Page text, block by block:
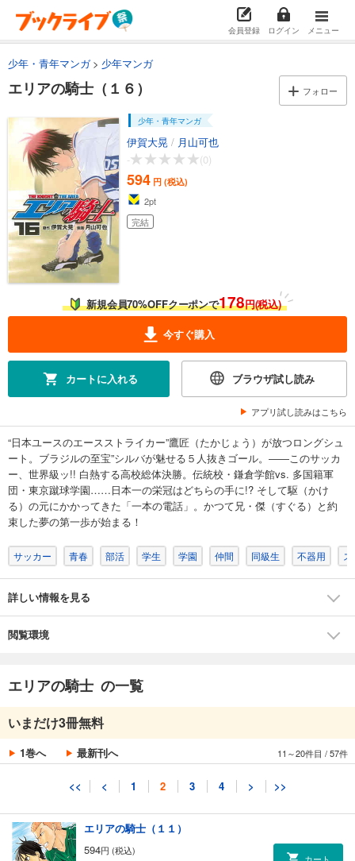
会員登録 ログイン メニュー
少年・青年マンガ 少年マンガ
エリアの騎士（１６） フォロー
少年・青年マンガ
伊賀大晃 / 月山可也
-
(0)
594 円 (税込)
2pt
完結
新規会員70%OFFクーポンで178円(税込)
今すぐ購入
カートに入れる ブラウザ試し読み
アプリ試し読みはこちら
“日本ユースのエースストライカー”鷹匠（たかじょう）が放つロングシュ
ート。ブラジルの至宝”シルバが魅せる５人抜きゴール。――このサッカ
ー、世界級ッ!! 白熱する高校総体決勝。伝統校・鎌倉学館vs. 多国籍軍
団・東京蹴球学園……日本一の栄冠はどちらの手に!? そして駆（かけ
る）の元にかかってきた「一本の電話」。かつて兄・傑（すぐる）と約
束した夢の第一歩が始まる！
サッカー 青春 部活 学生 学園 仲間 同級生 不器用
詳しい情報を見る
閲覧環境
エリアの騎士 の一覧
いまだけ3冊無料
1巻へ 最新刊へ 11～20件目 /57件
<< < 1 2 3 4 > >>
エリアの騎士（４）
試し読み
あらすじを表示する
エリアの騎士（５）
円 (税込)
完結
あらすじを表示する
エリアの騎士（６）
594円 (税込)
完結
あらすじを表示する
エリアの騎士（７）
594円 (税込)
試し読み
あらすじを表示する
エリアの騎士（８）
594 円 (税込)
完結
試し読み
エリアの騎士（９）
カート
あらすじを表示する
エリアの騎士（１０）
594円 (税込)
完結
エリアの騎士（１１）
594円 (税込)